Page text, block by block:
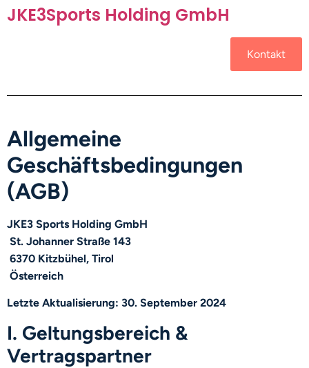
JKE3Sports Holding GmbH
Kontakt
Allgemeine
Geschäftsbedingungen
(AGB)
JKE3 Sports Holding GmbH
St. Johanner Straße 143
6370 Kitzbühel, Tirol
Österreich
Letzte Aktualisierung: 30. September 2024
I. Geltungsbereich &
Vertragspartner